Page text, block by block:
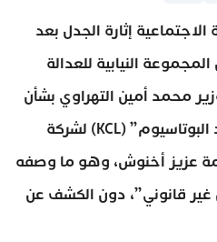
إثارة الجدل بعد
النيابية للعدالة
محمد أمين التهراوي بشأن
صفقة استيراد دواء “كلوريد البوتاسيوم” (KCL) لشركة
عزيز أخنوش، وهو ما وصفه
غير قانوني”، دون الكشف عن